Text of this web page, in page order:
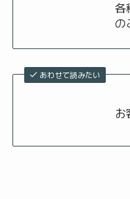
各
の
あわせて読みたい
お